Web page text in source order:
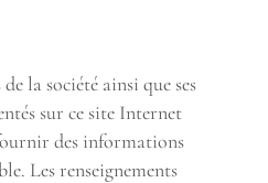
la société ainsi que ses
sur ce site Internet
des informations
Les renseignements